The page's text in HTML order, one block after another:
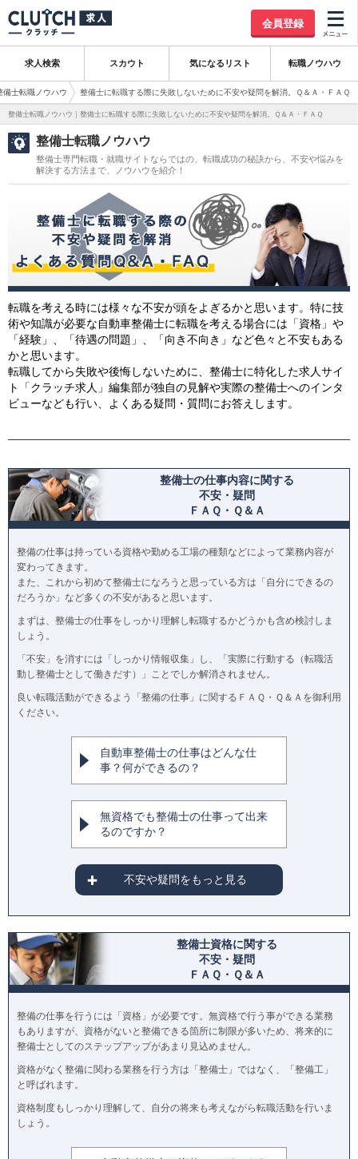
会員登録
求人検索 スカウト 気になるリスト 転職ノウハウ
備士転職ノウハウ 整備士に転職する際に失敗しないために不安や疑問を解消。Ｑ＆Ａ・ＦＡＱ
整備士転職ノウハウ｜整備士に転職する際に失敗しないために不安や疑問を解消。Ｑ＆Ａ・ＦＡＱ
整備士転職ノウハウ
整備士専門転職・就職サイトならではの、転職成功の秘訣から、不安や悩みを
解決する方法まで、ノウハウを紹介！
転職を考える時には様々な不安が頭をよぎるかと思います。特に技
術や知識が必要な自動車整備士に転職を考える場合には「資格」や
「経験」、「待遇の問題」、「向き不向き」など色々と不安もある
かと思います。
転職してから失敗や後悔しないために、整備士に特化した求人サイ
ト「クラッチ求人」編集部が独自の見解や実際の整備士へのインタ
ビューなども行い、よくある疑問・質問にお答えします。
整備士の仕事内容に関する
不安・疑問
ＦＡＱ・Ｑ＆Ａ
整備の仕事は持っている資格や勤める工場の種類などによって業務内容が
変わってきます。
また、これから初めて整備士になろうと思っている方は「自分にできるの
だろうか」など多くの不安があると思います。
まずは、整備士の仕事をしっかり理解し転職するかどうかも含め検討しま
しょう。
「不安」を消すには「しっかり情報収集」し、「実際に行動する（転職活
動し整備士として働きだす）」ことでしか解消されません。
良い転職活動ができるよう「整備の仕事」に関するＦＡＱ・Ｑ＆Ａを御利用
ください。
自動車整備士の仕事はどんな仕
事？何ができるの？
無資格でも整備士の仕事って出来
るのですか？
不安や疑問をもっと見る
整備士資格に関する
不安・疑問
ＦＡＱ・Ｑ＆Ａ
整備の仕事を行うには「資格」が必要です。無資格で行う事ができる業務
もありますが、資格がないと整備できる箇所に制限が多いため、将来的に
整備士としてのステップアップがあまり見込めません。
資格がなく整備に関わる業務を行う方は「整備士」ではなく、「整備工」
と呼ばれます。
資格制度もしっかり理解して、自分の将来も考えながら転職活動を行いま
しょう。